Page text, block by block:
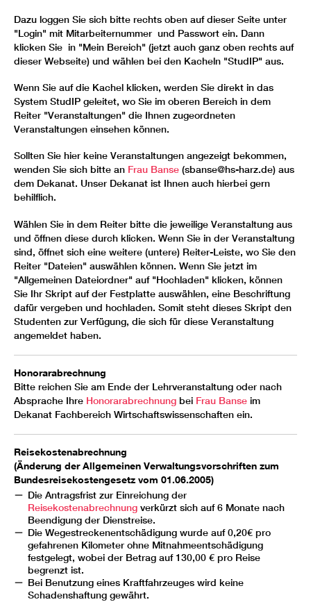
Dazu loggen Sie sich bitte rechts oben auf dieser Seite unter
"Login" mit Mitarbeiternummer und Passwort ein. Dann
klicken Sie in "Mein Bereich" (jetzt auch ganz oben rechts auf
dieser Webseite) und wählen bei den Kacheln "StudIP" aus.
Wenn Sie auf die Kachel klicken, werden Sie direkt in das
System StudIP geleitet, wo Sie im oberen Bereich in dem
Reiter "Veranstaltungen" die Ihnen zugeordneten
Veranstaltungen einsehen können.
Sollten Sie hier keine Veranstaltungen angezeigt bekommen,
wenden Sie sich bitte an Frau Banse (sbanse@hs-harz.de) aus
dem Dekanat. Unser Dekanat ist Ihnen auch hierbei gern
behilflich.
Wählen Sie in dem Reiter bitte die jeweilige Veranstaltung aus
und öffnen diese durch klicken. Wenn Sie in der Veranstaltung
sind, öffnet sich eine weitere (untere) Reiter-Leiste, wo Sie den
Reiter "Dateien" auswählen können. Wenn Sie jetzt im
"Allgemeinen Dateiordner" auf "Hochladen" klicken, können
Sie Ihr Skript auf der Festplatte auswählen, eine Beschriftung
dafür vergeben und hochladen. Somit steht dieses Skript den
Studenten zur Verfügung, die sich für diese Veranstaltung
angemeldet haben.
Honorarabrechnung
Bitte reichen Sie am Ende der Lehrveranstaltung oder nach
Absprache Ihre Honorarabrechnung bei Frau Banse im
Dekanat Fachbereich Wirtschaftswissenschaften ein.
Reisekostenabrechnung
(Änderung der Allgemeinen Verwaltungsvorschriften zum
Bundesreisekostengesetz vom 01.06.2005)
Die Antragsfrist zur Einreichung der
Reisekostenabrechnungverkürzt sich auf 6 Monate nach
Beendigung der Dienstreise.
Die Wegestreckenentschädigung wurde auf 0,20€ pro
gefahrenen Kilometer ohne Mitnahmeentschädigung
festgelegt, wobei der Betrag auf 130,00 € pro Reise
begrenzt ist.
Bei Benutzung eines Kraftfahrzeuges wird keine
Schadenshaftung gewährt.